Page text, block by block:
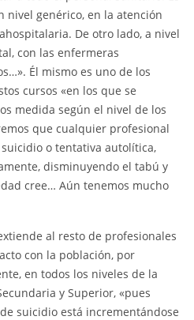
nivel genérico, en la atención
De otro lado, a nivel
con las enfermeras
Él mismo es uno de los
cursos «en los que se
medida según el nivel de los
que cualquier profesional
o tentativa autolítica,
disminuyendo el tabú y
cree… Aún tenemos mucho
al resto de profesionales
con la población, por
en todos los niveles de la
y Superior, «pues
suicidio está incrementándose